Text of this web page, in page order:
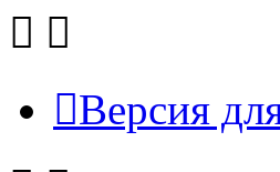
Версия